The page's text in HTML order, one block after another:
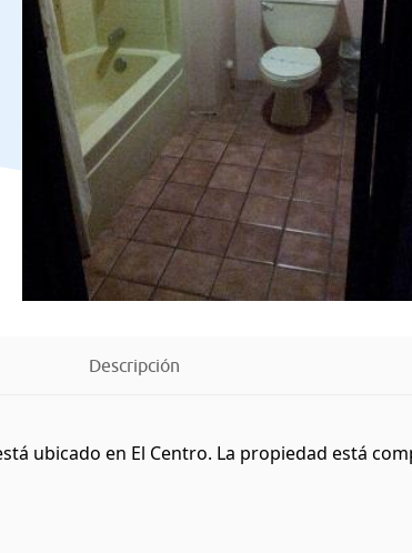
Descripción
ubicado en El Centro. La propiedad está